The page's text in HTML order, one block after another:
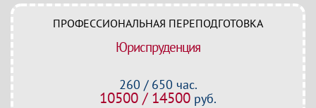
ПРОФЕССИОНАЛЬНАЯ ПЕРЕПОДГОТОВКА
Юриспруденция
260 / 650 час.
10500 / 14500 руб.